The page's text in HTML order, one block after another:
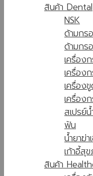
สินค้า Dental
NSK
ด้ามกร
ด้ามกร
เครื่อง
เครื่อง
เครื่อง
เครื่อง
สเปรย์
ฟัน
น้ำยาฆ่า
เก้าอี้สุ
สินค้า